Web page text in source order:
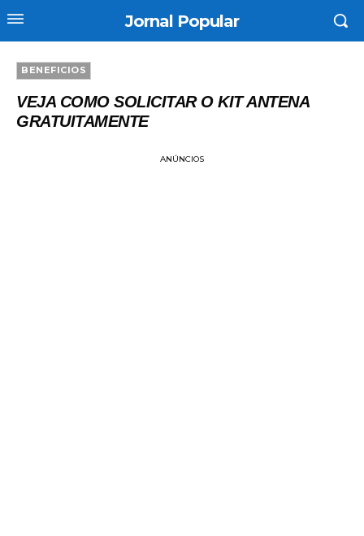
Jornal Popular
BENEFICIOS
VEJA COMO SOLICITAR O KIT ANTENA
GRATUITAMENTE
ANÚNCIOS